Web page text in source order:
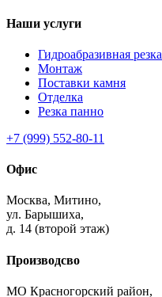
Наши услуги
Гидроабразивная резка
Монтаж
Поставки камня
Отделка
Резка панно
+7 (999) 552-80-11
Офис
Москва, Митино,
ул. Барышиха,
д. 14 (второй этаж)
Производсво
МО Красногорский район,